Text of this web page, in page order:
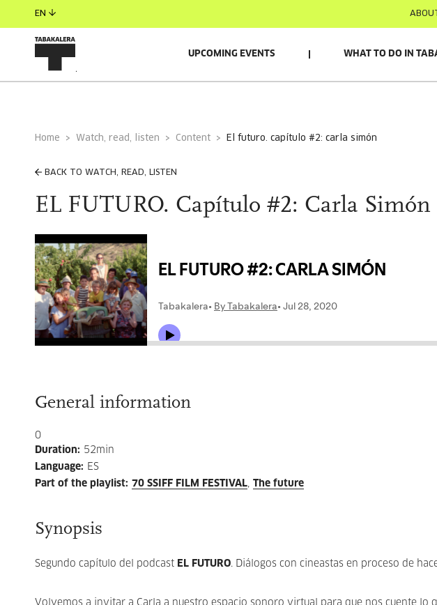
EN
UPCOMING EVENTS WHAT TO DO IN
Home Watch, read, listen Content el futuro. capítulo #2: carla simón
BACK TO WATCH, READ, LISTEN
EL FUTURO. Capítulo #2: Carla Simón
General information
0
Duration: 52min
Language: ES
Part of the playlist: 70 SSIFF FILM FESTIVAL The future
Synopsis
Segundo capítulo del podcast EL FUTURO. Diálogos con cineastas en proceso de
Volvemos a invitar a Carla a nuestro espacio sonoro virtual para que nos cuente lo